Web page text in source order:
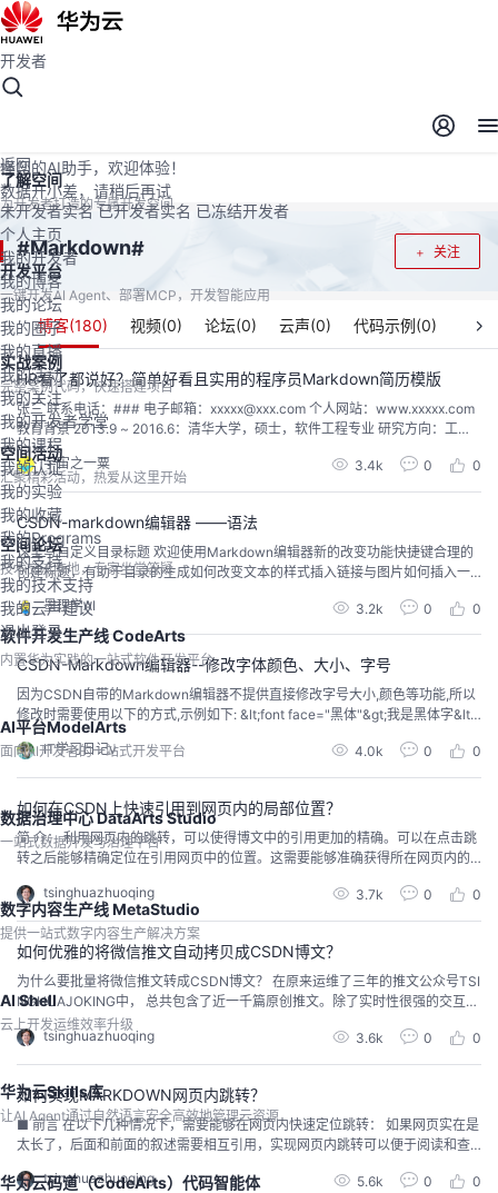
开发者空间
开发者空间
了解空间
为开发者打造的专属开发空间
开发平台
一键开发AI Agent、部署MCP，开发智能应用
实战案例
完整案例代码，快速搭建项目
空间活动
汇聚精彩活动，热爱从这里开始
空间论坛
技术交流阵地，专家坐堂答疑
软件开发生产线 CodeArts
内置华为实践的一站式软件开发平台
AI平台ModelArts
面向AI开发者的一站式开发平台
数据治理中心 DataArts Studio
一站式数据开发与治理平台
数字内容生产线 MetaStudio
提供一站式数字内容生产解决方案
AI Shell
云上开发运维效率升级
华为云Skills库
让AI Agent通过自然语言安全高效地管理云资源
华为云码道（CodeArts）代码智能体
开发者
返回
未开发者实名 已开发者实名 已冻结开发者
个人主页
我的开发者
我的博客
我的论坛
我的圈子
我的直播
我的活动
我的关注
我的开发者学堂
我的课程
我的认证
我的实验
我的收藏
我的Programs
我的支持
我的技术支持
我的云声建议
退出登录
懂您的AI助手，欢迎体验！
数据开小差，请稍后再试
关注
#Markdown#
博客(180) 视频(0) 论坛(0) 云声(0) 代码示例(0)
HR看了都说好？简单好看且实用的程序员Markdown简历模版
张三 联系电话：### 电子邮箱：xxxxx@xxx.com 个人网站：www.xxxxx.com
教育背景 2013.9 ~ 2016.6：清华大学，硕士，软件工程专业 研究方向：工业
大数据分析20...
宇宙之一粟
3.4k 0 0
CSDN-markdown编辑器 ——语法
这里写自定义目录标题 欢迎使用Markdown编辑器新的改变功能快捷键合理的
创建标题，有助于目录的生成如何改变文本的样式插入链接与图片如何插入一
段漂亮的代码片生成一个适合你的列表创建一个表格设定内...
墨理学AI
3.2k 0 0
CSDN-Markdown编辑器--修改字体颜色、大小、字号
因为CSDN自带的Markdown编辑器不提供直接修改字号大小,颜色等功能,所以
修改时需要使用以下的方式,示例如下: &lt;font face="黑体"&gt;我是黑体字&lt;/
font&gt; &...
IT学习日记v
4.0k 0 0
如何在CSDN上快速引用到网页内的局部位置？
简 介： 利用网页内的跳转，可以使得博文中的引用更加的精确。可以在点击跳
转之后能够精确定位在引用网页中的位置。这需要能够准确获得所在网页内的
tsinghuazhuoqing
3.7k 0 0
如何优雅的将微信推文自动拷贝成CSDN博文？
为什么要批量将微信推文转成CSDN博文？ 在原来运维了三年的推文公众号TSI
NGHUAJOKING中， 总共包含了近一千篇原创推文。除了实时性很强的交互推
文之外，还有大量的技术相关的推文。今天准备将原来...
tsinghuazhuoqing
3.6k 0 0
如何实现MARKDOWN网页内跳转？
■ 前言 在以下几种情况下，需要能够在网页内快速定位跳转： 如果网页实在是
太长了，后面和前面的叙述需要相互引用，实现网页内跳转可以便于阅读和查
tsinghuazhuoqing
5.6k 0 0